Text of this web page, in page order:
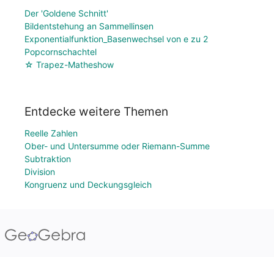
Der 'Goldene Schnitt'
Bildentstehung an Sammellinsen
Exponentialfunktion_Basenwechsel von e zu 2
Popcornschachtel
☆ Trapez-Matheshow
Entdecke weitere Themen
Reelle Zahlen
Ober- und Untersumme oder Riemann-Summe
Subtraktion
Division
Kongruenz und Deckungsgleich